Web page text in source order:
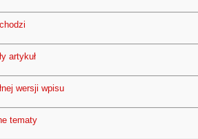
artykuł
wersji wpisu
tematy